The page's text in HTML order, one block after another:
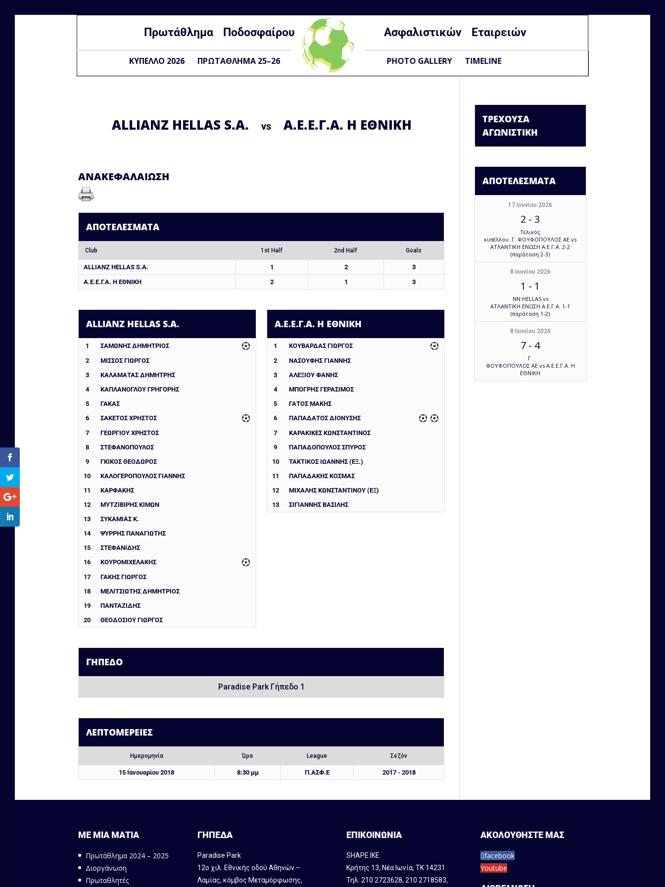
Πρωτάθλημα Ποδοσφαίρου Ασφαλιστικών Εταιρειών
ΚΥΠΕΛΛΟ 2026 ΠΡΩΤΑΘΛΗΜΑ 25–26 PHOTO GALLERY TIMELINE
ALLIANZ HELLAS S.A. vs Α.Ε.Ε.Γ.Α. Η ΕΘΝΙΚΗ
ΑΝΑΚΕΦΑΛΑΊΩΣΗ
ΑΠΟΤΕΛΈΣΜΑΤΑ
Club 1st Half 2nd Half Goals
ALLIANZ HELLAS S.A. 1 2
3
Α.Ε.Ε.Γ.Α. Η ΕΘΝΙΚΗ
2 1 3
ALLIANZ HELLAS S.A.
1
ΣΑΜΩΝΗΣ ΔΗΜΗΤΡΙΟΣ
2
ΜΙΣΣΟΣ ΓΙΩΡΓΟΣ
3
ΚΑΛΑΜΑΤΑΣ ΔΗΜΗΤΡΗΣ
4
ΚΑΠΛΑΝΟΓΛΟΥ ΓΡΗΓΟΡΗΣ
5
ΓΑΚΑΣ
6
ΣΑΚΕΤΟΣ ΧΡΗΣΤΟΣ
7
ΓΕΩΡΓΙΟΥ ΧΡΗΣΤΟΣ
8
ΣΤΕΦΑΝΟΠΟΥΛΟΣ
9
ΓΚΙΚΟΣ ΘΕΟΔΩΡΟΣ
10
ΚΑΛΟΓΕΡΟΠΟΥΛΟΣ ΓΙΑΝΝΗΣ
11
ΚΑΡΦΑΚΗΣ
12
ΜΥΤΖΙΒΙΡΗΣ ΚΙΜΩΝ
13
ΣΥΚΑΜΙΑΣ Κ.
14
ΨΥΡΡΗΣ ΠΑΝΑΓΙΩΤΗΣ
15
ΣΤΕΦΑΝΙΔΗΣ
16
ΚΟΥΡΟΜΙΧΕΛΑΚΗΣ
17
ΓΑΚΗΣ ΓΙΩΡΓΟΣ
18
ΜΕΛΙΤΣΙΩΤΗΣ ΔΗΜΗΤΡΙΟΣ
19
ΠΑΝΤΑΖΙΔΗΣ
20
ΘΕΟΔΟΣΙΟΥ ΓΙΩΡΓΟΣ
Α.Ε.Ε.Γ.Α. Η ΕΘΝΙΚΗ
1
ΚΟΥΒΑΡΔΑΣ ΓΙΩΡΓΟΣ
2
ΝΑΣΟΥΦΗΣ ΓΙΑΝΝΗΣ
3
ΑΛΕΞΙΟΥ ΦΑΝΗΣ
4
ΜΠΟΓΡΗΣ ΓΕΡΑΣΙΜΟΣ
5
ΓΑΤΟΣ ΜΑΚΗΣ
6
ΠΑΠΑΔΑΤΟΣ ΔΙΟΝΥΣΗΣ
7
ΚΑΡΑΚΙΚΕΣ ΚΩΝΣΤΑΝΤΙΝΟΣ
9
ΠΑΠΑΔΟΠΟΥΛΟΣ ΣΠΥΡΟΣ
10
ΤΑΚΤΙΚΟΣ ΙΩΑΝΝΗΣ (ΕΞ.)
11
ΠΑΠΑΔΑΚΗΣ ΚΟΣΜΑΣ
12
ΜΙΧΑΛΗΣ ΚΩΝΣΤΑΝΤΙΝΟΥ (ΕΞ)
13
ΣΙΓΙΑΝΝΗΣ ΒΑΣΙΛΗΣ
ΓΉΠΕΔΟ
Paradise Park Γήπεδο 1
ΛΕΠΤΟΜΈΡΕΙΕΣ
Ημερομηνία Ώρα League Σεζόν
15 Ιανουαρίου 2018 8:30 μμ Π.ΑΣΦ.Ε 2017 - 2018
ΤΡΕΧΟΥΣΑ
ΑΓΩΝΙΣΤΙΚΗ
ΑΠΟΤΕΛΕΣΜΑΤΑ
17 Ιουνίου 2026
2 - 3
Τελικός
κυπέλλου: Γ. ΦΟΥΦΟΠΟΥΛΟΣ ΑΕ vs
ΑΤΛΑΝΤΙΚΗ ΕΝΩΣΗ Α.Ε.Γ.Α. 2-2
(παράταση 2-3)
8 Ιουνίου 2026
1 - 1
NN HELLAS vs
ΑΤΛΑΝΤΙΚΗ ΕΝΩΣΗ Α.Ε.Γ.Α. 1-1
(παράταση 1-2)
8 Ιουνίου 2026
7 - 4
Γ.
ΦΟΥΦΟΠΟΥΛΟΣ ΑΕ vs Α.Ε.Ε.Γ.Α. Η
ΕΘΝΙΚΗ
ΜΕ ΜΙΑ ΜΑΤΙΑ
Πρωτάθλημα 2024 – 2025
Διοργάνωση
Πρωταθλητές
ΓΗΠΕΔΑ
Paradise Park
12ο χιλ. Εθνικής οδού Αθηνών –
Λαμίας, κόμβος Mεταμόρφωσης,
ΕΠΙΚΟΙΝΩΝΙΑ
SHAPE IKE
Κρήτης 13, Νέα Ιωνία, ΤΚ 14231
Τηλ:210 2723628,210 2718583,
ΑΚΟΛΟΥΘΗΣΤΕ ΜΑΣ
facebook
Youtube